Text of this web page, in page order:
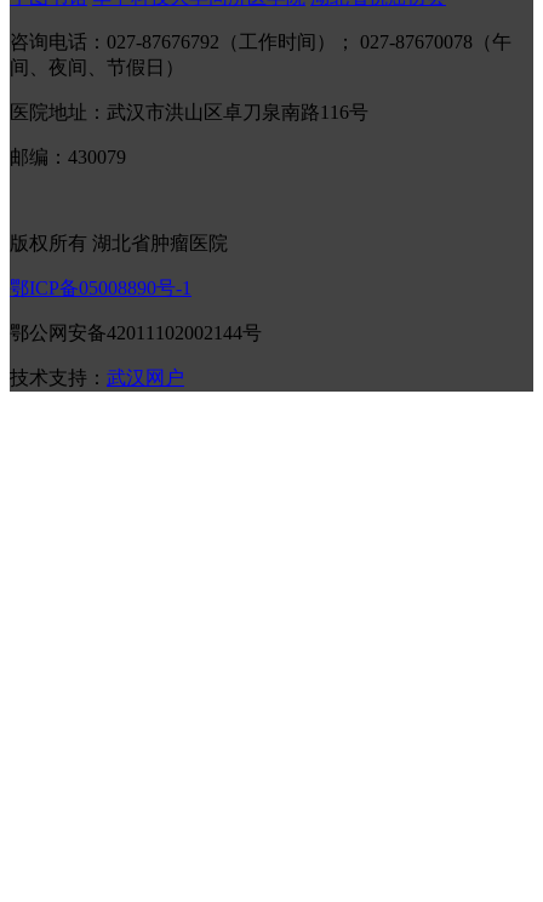
咨询电话：027-87676792（工作时间）； 027-87670078（午
间、夜间、节假日）
医院地址：武汉市洪山区卓刀泉南路116号
邮编：430079
版权所有 湖北省肿瘤医院
鄂ICP备05008890号-1
鄂公网安备42011102002144号
技术支持： 武汉网户